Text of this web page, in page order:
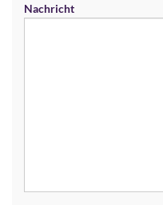
Nachricht